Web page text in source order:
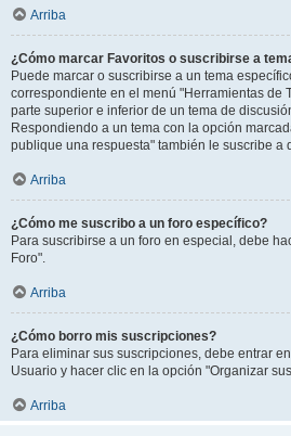
Arriba
¿Cómo marcar Favoritos o suscribirse a
Puede marcar o suscribirse a un tema
correspondiente en el menú "Herramientas de
parte superior e inferior de un tema de
Respondiendo a un tema con la opción
publique una respuesta" también le suscribe a
Arriba
¿Cómo me suscribo a un foro específico?
Para suscribirse a un foro en especial, debe
Foro".
Arriba
¿Cómo borro mis suscripciones?
Para eliminar sus suscripciones, debe entrar
Usuario y hacer clic en la opción "Organizar
Arriba